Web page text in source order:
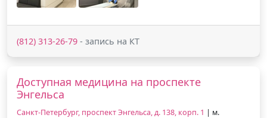
(812) 313-26-79 - запись на КТ
Доступная медицина на проспекте
Энгельса
Санкт-Петербург, проспект Энгельса, д. 138, корп. 1 | м.